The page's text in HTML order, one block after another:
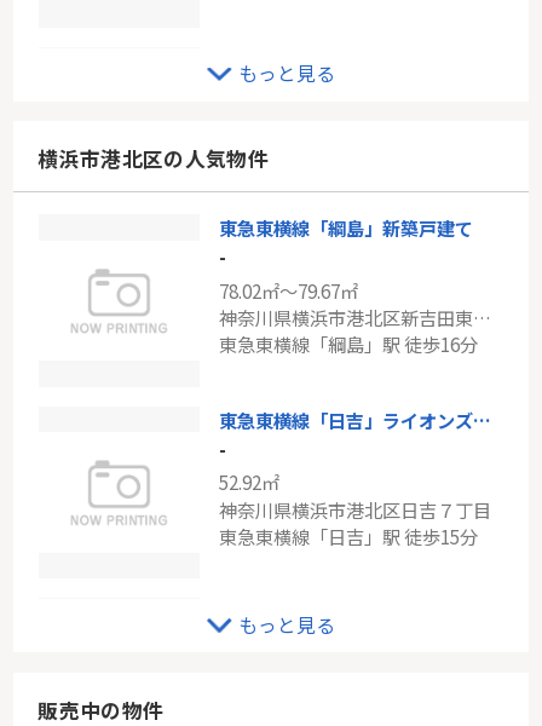
JR南武線「矢向」新築戸建て
-
神奈川県川崎市幸区塚越３丁目
南武線「矢向」駅 徒歩4分
109.30㎡
神奈川県横浜市都筑区東方町
もっと見る
横浜市港北区の人気物件
東急東横線「綱島」新築戸建て
-
78.02㎡～79.67㎡
神奈川県横浜市港北区新吉田東５丁目
東急東横線「綱島」駅 徒歩16分
東急東横線「日吉」ライオンズマンション日吉第６
-
52.92㎡
神奈川県横浜市港北区日吉７丁目
東急東横線「日吉」駅 徒歩15分
-
もっと見る
販売中の物件